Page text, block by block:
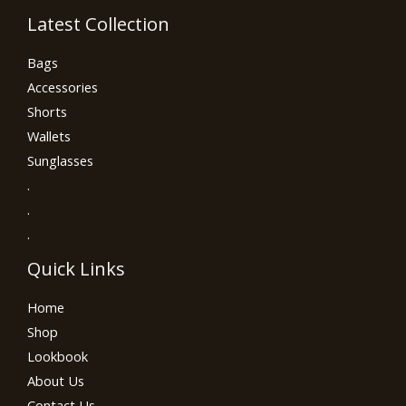
Latest Collection
Bags
Accessories
Shorts
Wallets
Sunglasses
.
.
.
Quick Links
Home
Shop
Lookbook
About Us